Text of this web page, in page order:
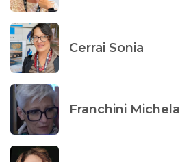
Cerrai Sonia
Franchini Michela